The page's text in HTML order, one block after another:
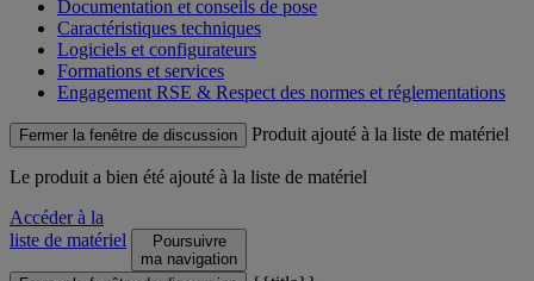
Documentation et conseils de pose
Caractéristiques techniques
Logiciels et configurateurs
Formations et services
Engagement RSE & Respect des normes et réglementations
Fermer la fenêtre de discussion Produit ajouté à la liste de matériel
Le produita bien été ajouté à la liste de matériel
Accéder à la
liste de matériel
Poursuivre
ma navigation